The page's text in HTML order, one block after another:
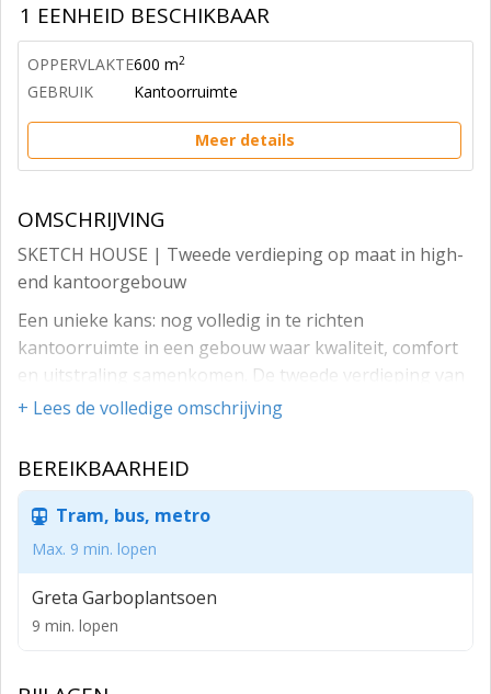
1 EENHEID BESCHIKBAAR
OPPERVLAKTE600 m2
GEBRUIK Kantoorruimte
Meer details
OMSCHRIJVING
SKETCH HOUSE | Tweede verdieping op maat in high-
end kantoorgebouw
Een unieke kans: nog volledig in te richten
kantoorruimte in een gebouw waar kwaliteit, comfort
en uitstraling samenkomen. De tweede verdieping van
Sketch House is casco beschikbaar en wordt in overleg
voor bedrijven die maatwerk en representativiteit
De eerste, derde en vierde verdieping zijn volledig
verbouwd tot luxe kantoorruimten en reeds verhuurd.
De tweede verdieping is nu nog casco maar deze wordt
in overleg afgebouwd.
Het gebouw bevindt zich op een zichtlocatie en is
+ Lees de volledige omschrijving
BEREIKBAARHEID
Tram, bus, metro
Max. 9 min. lopen
Greta Garboplantsoen
9 min. lopen